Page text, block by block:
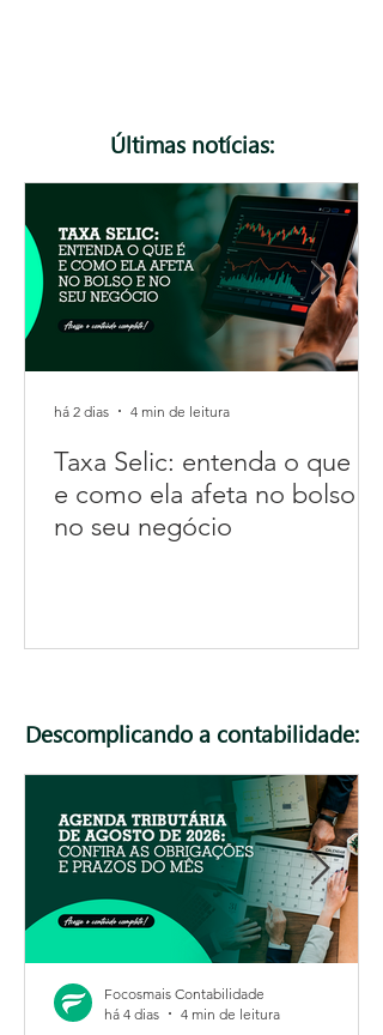
Últimas notícias:
Taxa Selic: entenda o que é
e como ela afeta no bolso e
no seu negócio
há 2 dias 4 min de leitura
Descomplicando a contabilidade:
Focosmais Contabilidade
há 4 dias
4 min de leitura